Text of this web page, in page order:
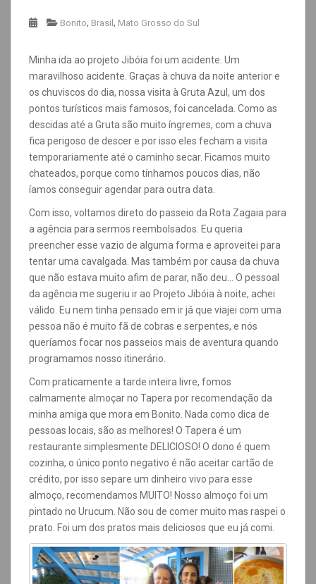
Bonito, Brasil, Mato Grosso do Sul
Minha ida ao projeto Jibóia foi um acidente. Um
maravilhoso acidente. Graças à chuva da noite anterior e
os chuviscos do dia, nossa visita à Gruta Azul, um dos
pontos turísticos mais famosos, foi cancelada. Como as
descidas até a Gruta são muito íngremes, com a chuva
fica perigoso de descer e por isso eles fecham a visita
temporariamente até o caminho secar. Ficamos muito
chateados, porque como tínhamos poucos dias, não
íamos conseguir agendar para outra data.
Com isso, voltamos direto do passeio da Rota Zagaia para
a agência para sermos reembolsados. Eu queria
preencher esse vazio de alguma forma e aproveitei para
tentar uma cavalgada. Mas também por causa da chuva
que não estava muito afim de parar, não deu… O pessoal
da agência me sugeriu ir ao Projeto Jibóia à noite, achei
válido. Eu nem tinha pensado em ir já que viajei com uma
pessoa não é muito fã de cobras e serpentes, e nós
queríamos focar nos passeios mais de aventura quando
programamos nosso itinerário.
Com praticamente a tarde inteira livre, fomos
calmamente almoçar no Tapera por recomendação da
minha amiga que mora em Bonito. Nada como dica de
pessoas locais, são as melhores! O Tapera é um
restaurante simplesmente DELICIOSO! O dono é quem
cozinha, o único ponto negativo é não aceitar cartão de
crédito, por isso separe um dinheiro vivo para esse
almoço, recomendamos MUITO! Nosso almoço foi um
pintado no Urucum. Não sou de comer muito mas raspei o
prato. Foi um dos pratos mais deliciosos que eu já comi.